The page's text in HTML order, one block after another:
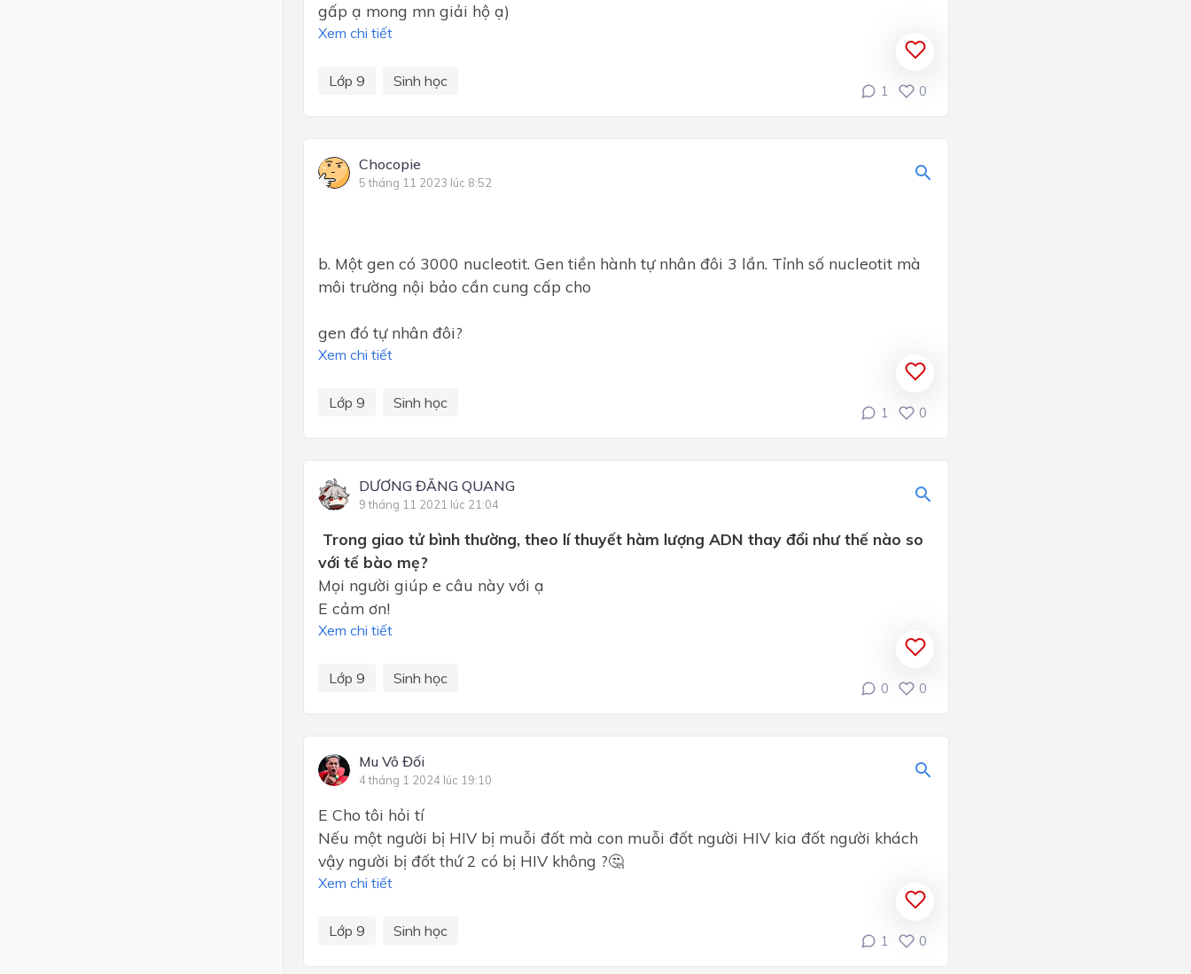
gấp ạ mong mn giải hộ ạ)
Xem chi tiết
Lớp 9 Sinh học
1 0
Chocopie
5 tháng 11 2023 lúc 8:52
b. Một gen có 3000 nucleotit. Gen tiền hành tự nhân đôi 3 lần. Tỉnh số nucleotit mà
môi trường nội bảo cần cung cấp cho
gen đó tự nhân đôi?
Xem chi tiết
Lớp 9 Sinh học
1 0
DƯƠNG ĐĂNG QUANG
9 tháng 11 2021 lúc 21:04
Trong giao tử bình thường, theo lí thuyết hàm lượng ADN thay đổi như thế nào so
với tế bào mẹ?
Mọi người giúp e câu này với ạ
E cảm ơn!
Xem chi tiết
Lớp 9 Sinh học
0 0
Mu Vô Đối
4 tháng 1 2024 lúc 19:10
E Cho tôi hỏi tí
Nếu một người bị HIV bị muỗi đốt mà con muỗi đốt người HIV kia đốt người khách
vậy người bị đốt thứ 2 có bị HIV không ?🤔
Xem chi tiết
Lớp 9 Sinh học
1 0